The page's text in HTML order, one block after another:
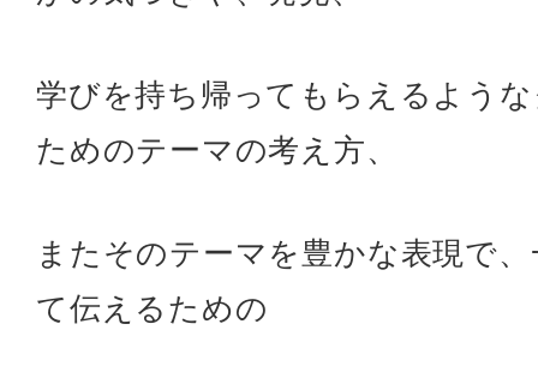
学びを持ち帰ってもらえるよう
ためのテーマの考え方、
またそのテーマを豊かな表現で
て伝えるための